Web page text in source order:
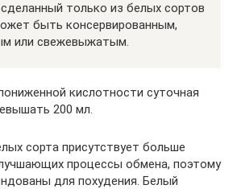
только из белых сортов
быть консервированным,
или свежевыжатым.
кислотности суточная
200 мл.
сорта присутствует больше
процессы обмена, поэтому
для похудения. Белый